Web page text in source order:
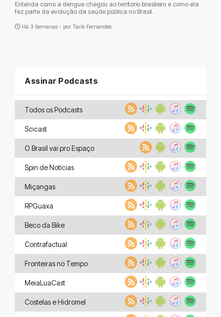
Entenda como a dengue chegou ao território brasileiro e como ela
fez parte da evolução da saúde pública no Brasil.
Há 3 Semanas - por Tarik Fernandes
Assinar Podcasts
Todos os Podcasts
Scicast
O Brasil vai pro Espaço
Spin de Notícias
Miçangas
RPGuaxa
Beco da Bike
Contrafactual
Fronteiras no Tempo
MeiaLuaCast
Costelas e Hidromel